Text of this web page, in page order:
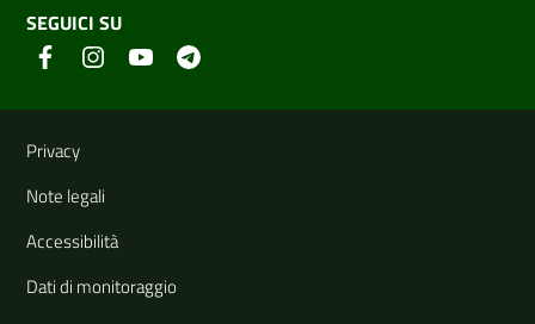
SEGUICI SU
Link e informazioni utili
Privacy
Note legali
Accessibilità
Dati di monitoraggio